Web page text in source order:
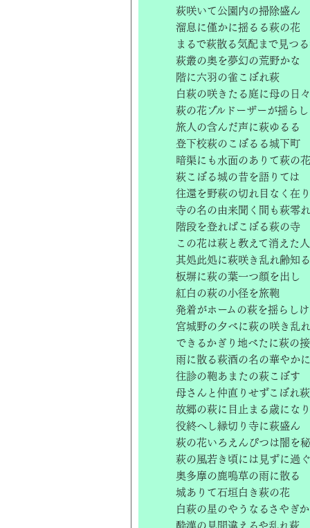
萩咲いて公園内の掃除盛ん
溜息に僅かに揺るる萩の花
まるで萩散る気配まで見つ
萩叢の奥を夢幻の荒野かな
階に六羽の雀こぼれ萩
白萩の咲きたる庭に母の日々
萩の花ブルドーザーが揺ら
旅人の含んだ声に萩ゆるる
登下校萩のこぼるる城下町
暗渠にも水面のありて萩の花
萩こぼる城の昔を語りては
往還を野萩の切れ目なく在
寺の名の由来聞く間も萩零れ
階段を登ればこぼる萩の寺
この花は萩と教えて消えた人
其処此処に萩咲き乱れ齢知る
板塀に萩の葉一つ顔を出し
紅白の萩の小径を旅鞄
発着がホームの萩を揺らし
宮城野の夕べに萩の咲き乱れ
できるかぎり地べたに萩の
雨に散る萩酒の名の華やかに
往診の鞄あまたの萩こぼす
母さんと仲直りせずこぼれ萩
故郷の萩に目止まる歳になり
役終へし縁切り寺に萩盛ん
萩の花いろえんぴつは闇を
萩の風若き頃には見ずに過ぐ
奥多摩の鹿鳴草の雨に散る
城ありて石垣白き萩の花
白萩の星のやうなるさやぎ
酔漢の見間違えるや乱れ萩